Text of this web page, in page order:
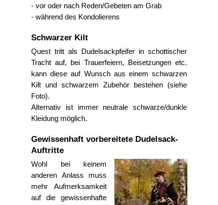
- vor oder nach Reden/Gebeten am Grab
- während des Kondolierens
Schwarzer Kilt
Quest tritt als Dudelsackpfeifer in schottischer
Tracht auf, bei Trauerfeiern, Beisetzungen etc.
kann diese auf Wunsch aus einem schwarzen
Kilt und schwarzem Zubehör bestehen (siehe
Foto).
Alternativ ist immer neutrale schwarze/dunkle
Kleidung möglich.
Gewissenhaft vorbereitete Dudelsack-
Auftritte
Wohl bei keinem
anderen Anlass muss
mehr Aufmerksamkeit
auf die gewissenhafte